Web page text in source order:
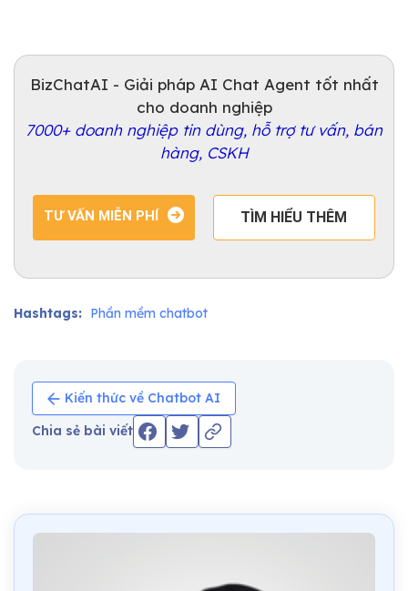
BizChatAI - Giải pháp AI Chat Agent tốt nhất
cho doanh nghiệp
7000+ doanh nghiệp tin dùng, hỗ trợ tư vấn, bán
hàng, CSKH
TƯ VẤN MIỄN PHÍ TÌM HIỂU THÊM
Hashtags: Phần mềm chatbot
Kiến thức về Chatbot AI
Chia sẻ bài viết